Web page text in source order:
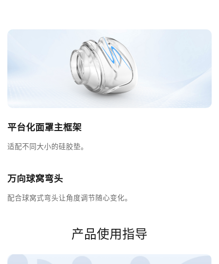
平台化面罩主框架
适配不同大小的硅胶垫。
万向球窝弯头
配合球窝式弯头让角度调节随心变化。
产品使用指导